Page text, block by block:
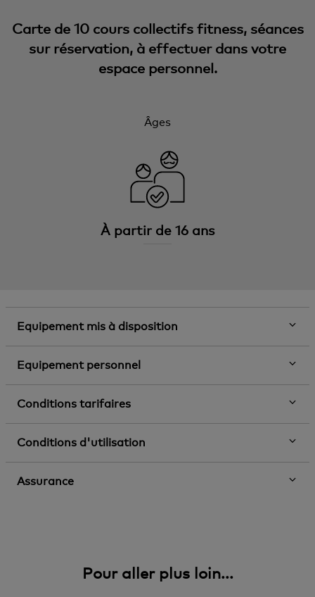
Carte de 10 cours collectifs fitness, séances
sur réservation, à effectuer dans votre
espace personnel.
Âges
À partir de 16 ans
Equipement mis à disposition
Equipement personnel
Conditions tarifaires
Conditions d'utilisation
Assurance
Pour aller plus loin...